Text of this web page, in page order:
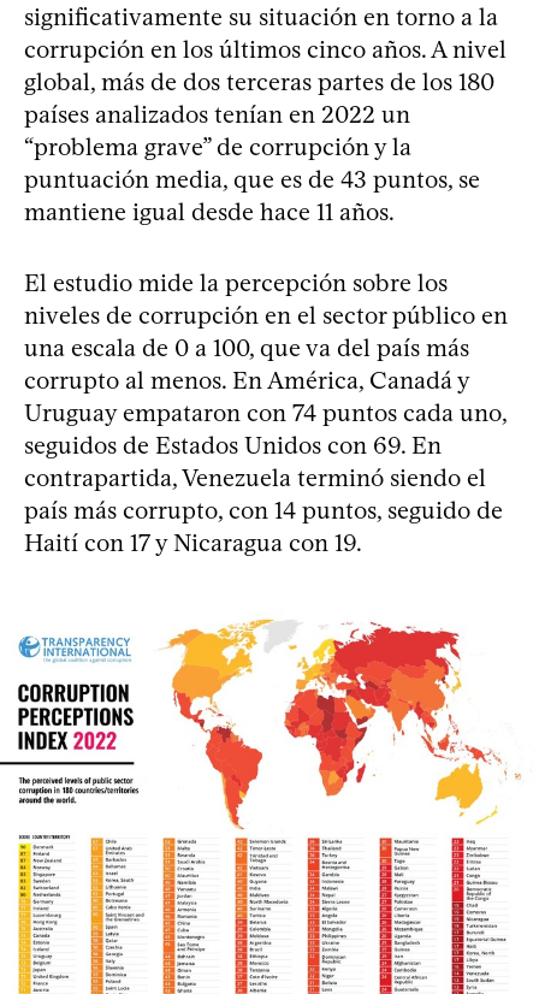
significativamente su situación en torno a la
corrupción en los últimos cinco años. A nivel
global, más de dos terceras partes de los 180
países analizados tenían en 2022 un
“problema grave” de corrupción y la
puntuación media, que es de 43 puntos, se
mantiene igual desde hace 11 años.
El estudio mide la percepción sobre los
niveles de corrupción en el sector público en
una escala de 0 a 100, que va del país más
corrupto al menos. En América, Canadá y
Uruguay empataron con 74 puntos cada uno,
seguidos de Estados Unidos con 69. En
contrapartida, Venezuela terminó siendo el
país más corrupto, con 14 puntos, seguido de
Haití con 17 y Nicaragua con 19.